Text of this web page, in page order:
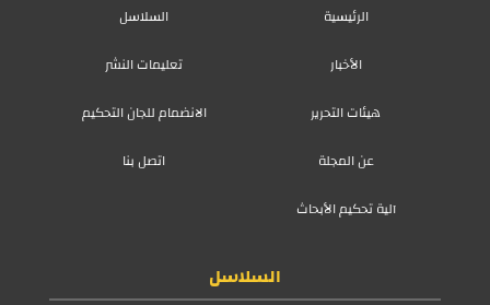
الرئيسية
السلاسل
الأخبار
تعليمات النشر
هيئات التحرير
الانضمام للجان التحكيم
عن المجلة
اتصل بنا
آلية تحكيم الأبحاث
السلاسل